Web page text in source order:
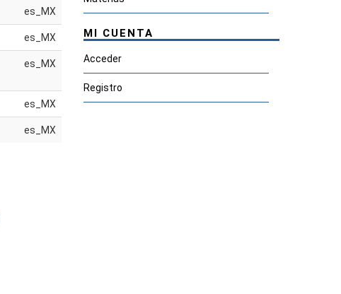
es_MX
es_MX
es_MX
es_MX
es_MX
MI CUENTA
Acceder
Registro